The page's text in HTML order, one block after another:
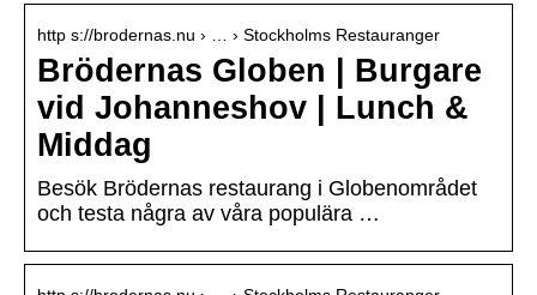
http s://brodernas.nu › … › Stockholms Restauranger
Brödernas Globen | Burgare
vid Johanneshov | Lunch &
Middag
Besök Brödernas restaurang i Globenområdet
och testa några av våra populära …